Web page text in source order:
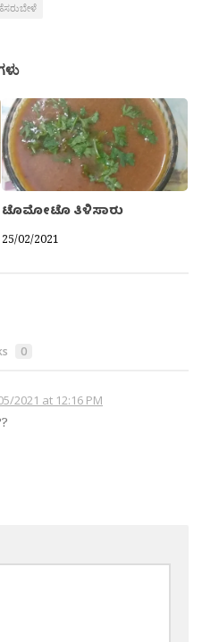
ಟೊಮೋಟೊ ತಿಳಿಸಾರು
25/02/2021
0
2021 at 12:16 PM